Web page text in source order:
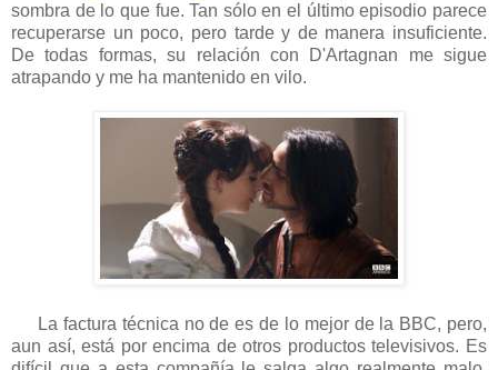
sombra de lo que fue. Tan sólo en el último episodio parece
recuperarse un poco, pero tarde y de manera insuficiente.
De todas formas,su relación con D'Artagnan me sigue
atrapando y me ha mantenido en vilo.
La factura técnica no de es de lo mejor de la BBC, pero,
aun así,está por encima de otros productos televisivos. Es